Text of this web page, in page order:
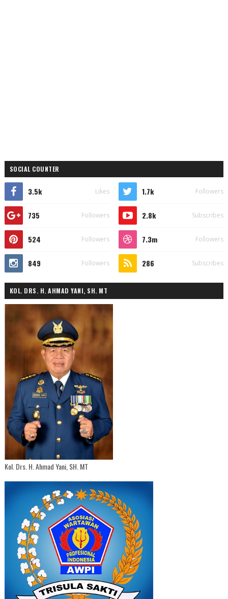
SOCIAL COUNTER
3.5k Likes 1.7k Followers
735 Followers 2.8k Subscribes
524 Followers 7.3m Followers
849 Followers 286 Subscribes
KOL. DRS. H. AHMAD YANI, SH. MT
Kol. Drs. H. Ahmad Yani, SH. MT